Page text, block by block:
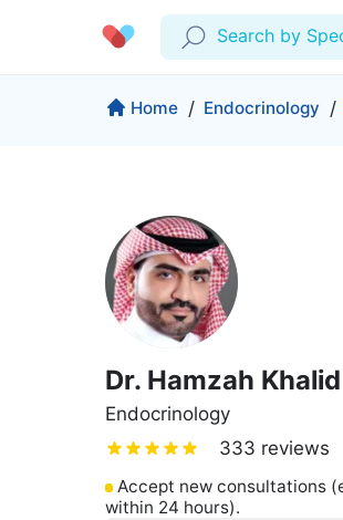
Search by
Profile
Lab Tests
Favourites
Company
For Corporates
Medical Articles
Insurance
Proactive Health
More
Contact
Copyrights Cura ©2026
Home / Endocrinology /
Dr. Hamzah
Endocrinology
333 reviews
Accept new consultations
within 24 hours).